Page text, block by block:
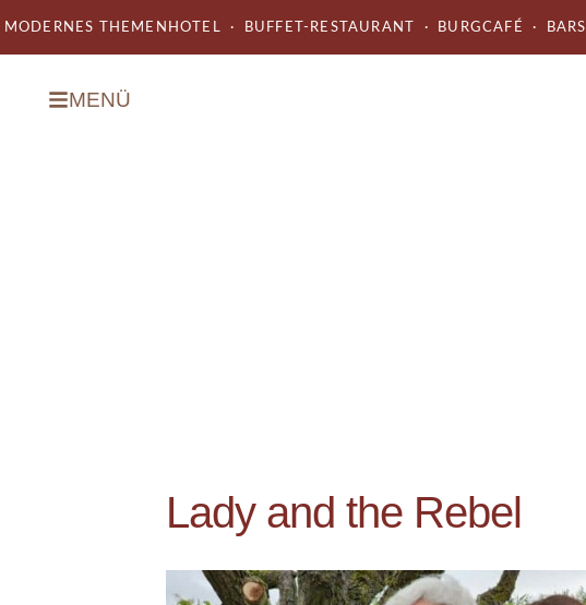
MODERNES THEMENHOTEL · BUFFET-RESTAURANT · BURGCAFÉ · BARS
MENÜ
Lady and the Rebel